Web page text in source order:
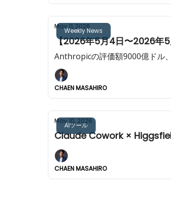
Weekly News
May 11, 2026
【2026年5月4日〜2026年5
Anthropicの評価額9000億ドル
CHAEN MASAHIRO
AIツール
May 10, 2026
Claude Cowork ×
CHAEN MASAHIRO